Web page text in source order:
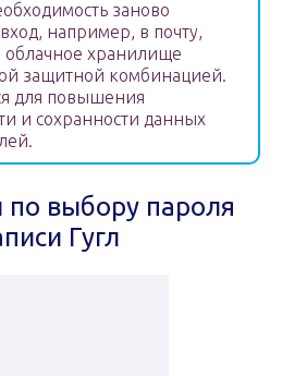
заново
например, в почту,
облачное хранилище
защитной комбинацией.
для повышения
и сохранности данных
выбору пароля
Гугл